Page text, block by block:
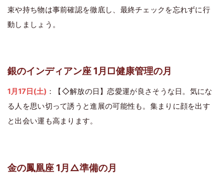
束や持ち物は事前確認を徹底し、最終チェックを忘れずに行
動しましょう。
銀のインディアン座 1月□健康管理の月
1月17日(土) ：【◇解放の日】恋愛運が良さそうな日。気にな
る人を思い切って誘うと進展の可能性も。集まりに顔を出す
と出会い運も高まります。
金の鳳凰座 1月△準備の月